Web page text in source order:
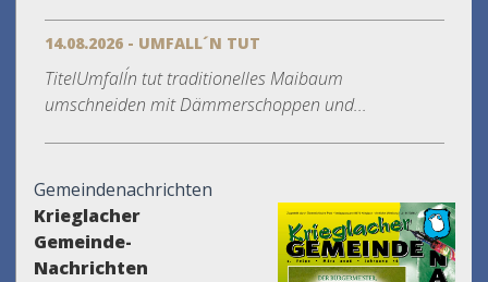
14.08.2026 - UMFALL´N TUT
TitelUmfall´n tut traditionelles Maibaum
umschneiden mit Dämmerschoppen und...
Gemeindenachrichten
Krieglacher
Gemeinde-
Nachrichten